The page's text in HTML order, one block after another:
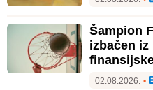
Šampion
izbačen
02.08.2026. •